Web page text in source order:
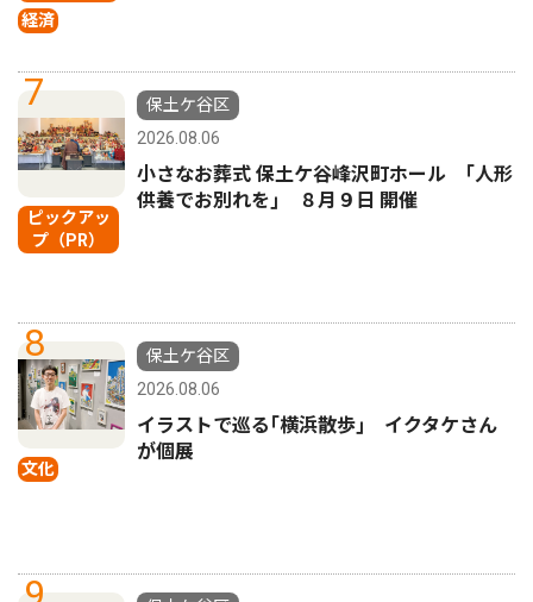
経済
7
ピックアッ
プ（PR）
保土ケ谷区
2026.08.06
小さなお葬式 保土ケ谷峰沢町ホール ｢人形
供養でお別れを｣ ８月９日 開催
8
文化
保土ケ谷区
2026.08.06
イラストで巡る｢横浜散歩｣ イクタケさん
が個展